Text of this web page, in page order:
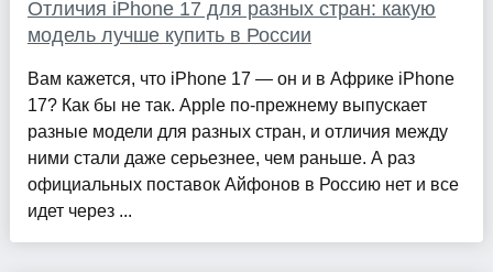
Отличия iPhone 17 для разных стран: какую
модель лучше купить в России
Вам кажется, что iPhone 17 — он и в Африке iPhone
17? Как бы не так. Apple по-прежнему выпускает
разные модели для разных стран, и отличия между
ними стали даже серьезнее, чем раньше. А раз
официальных поставок Айфонов в Россию нет и все
идет через ...